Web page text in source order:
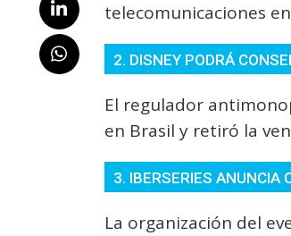
telecomunicaciones
2. DISNEY PODRÁ
El regulador
en Brasil y retiró la
3. IBERSERIES ANUNCIA
La organización del